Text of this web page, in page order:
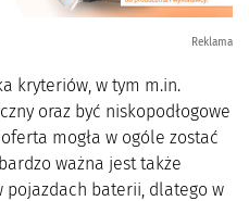
Reklama
kryteriów, w tym m.in.
oraz być niskopodłogowe
mogła w ogóle zostać
ważna jest także
pojazdach baterii, dlatego w